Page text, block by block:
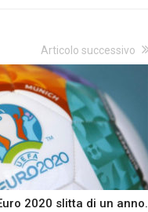
Articolo successivo
2020 slitta di un anno.